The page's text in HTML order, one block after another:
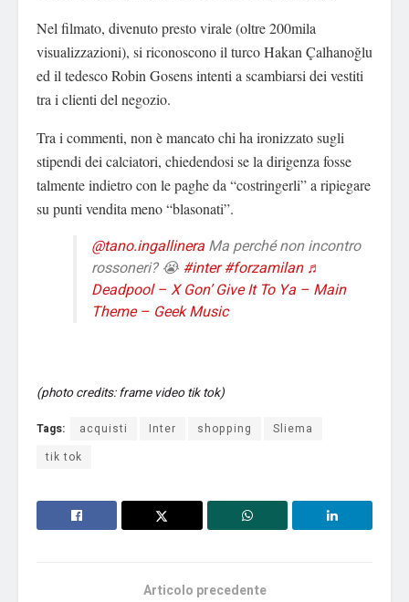
Nel filmato, divenuto presto virale (oltre 200mila
visualizzazioni), si riconoscono il turco Hakan Çalhanoğlu
ed il tedesco Robin Gosens intenti a scambiarsi dei vestiti
tra i clienti del negozio.
Tra i commenti, non è mancato chi ha ironizzato sugli
stipendi dei calciatori, chiedendosi se la dirigenza fosse
talmente indietro con le paghe da “costringerli” a ripiegare
su punti vendita meno “blasonati”.
@tano.ingallinera Ma perché non incontro
rossoneri? 😭 #inter #forzamilan ♬
Deadpool – X Gon’ Give It To Ya – Main
Theme – Geek Music
(photo credits: frame video tik tok)
Tags: acquisti Inter shopping
Sliema
tik tok
Articolo precedente